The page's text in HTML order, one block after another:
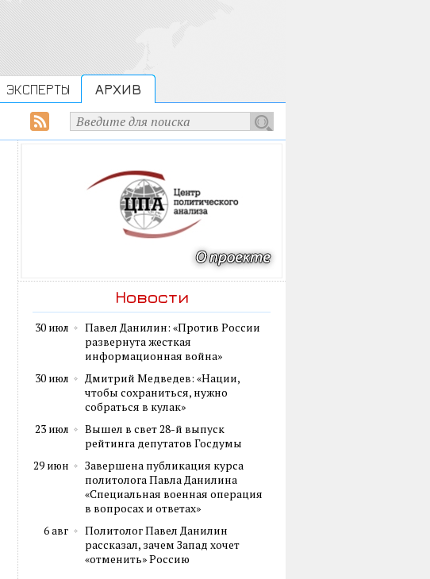
ЭКСПЕРТЫ АРХИВ
Новости
30 июл
Павел Данилин: «Против России
развернута жесткая
информационная война»
30 июл
Дмитрий Медведев: «Нации,
чтобы сохраниться, нужно
собраться в кулак»
23 июл
Вышел в свет 28-й выпуск
рейтинга депутатов Госдумы
29 июн
Завершена публикация курса
политолога Павла Данилина
«Специальная военная операция
в вопросах и ответах»
6 авг
Политолог Павел Данилин
рассказал, зачем Запад хочет
«отменить» Россию